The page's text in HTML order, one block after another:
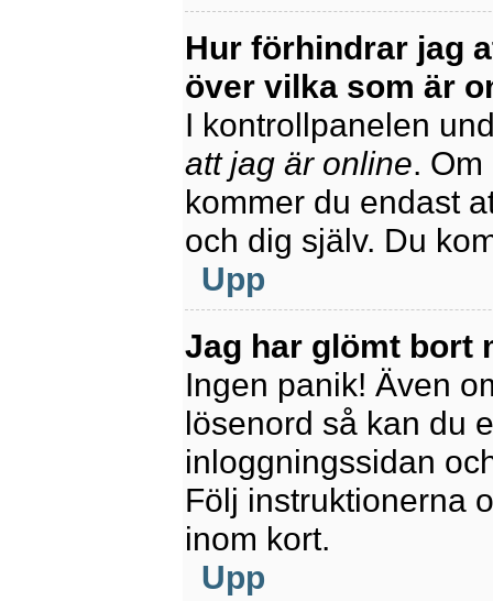
Hur förhindrar jag
över vilka som är
I kontrollpanelen
att jag är online.
kommer du endast
och dig själv. Du
Upp
Jag har glömt bort
Ingen panik! Även
lösenord så kan du
inloggningssidan
Följ instruktionerna
inom kort.
Upp